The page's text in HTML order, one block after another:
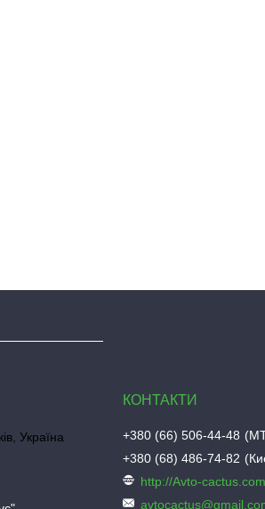
Україна +380 (66) 506-44-48
+380 (68) 486-74-82
http://Avto-